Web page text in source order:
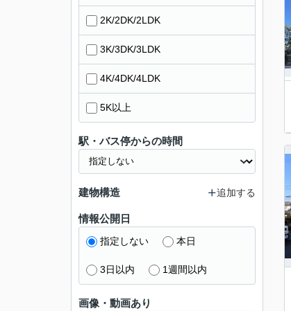
2K/2DK/2LDK
3K/3DK/3LDK
4K/4DK/4LDK
5K以上
駅・バス停からの時間
建物構造 追加する
情報公開日
指定しない 本日
3日以内 1週間以内
画像・動画あり